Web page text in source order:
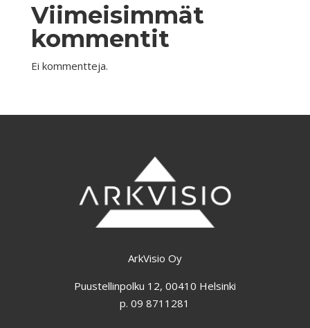
Viimeisimmät
kommentit
Ei kommentteja.
ArkVisio Oy
Puustellinpolku 12, 00410 Helsinki
p. 09 8711281